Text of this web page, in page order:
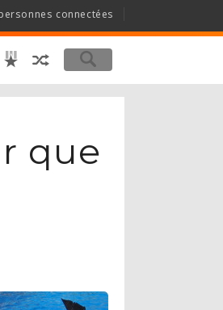
connectées
que